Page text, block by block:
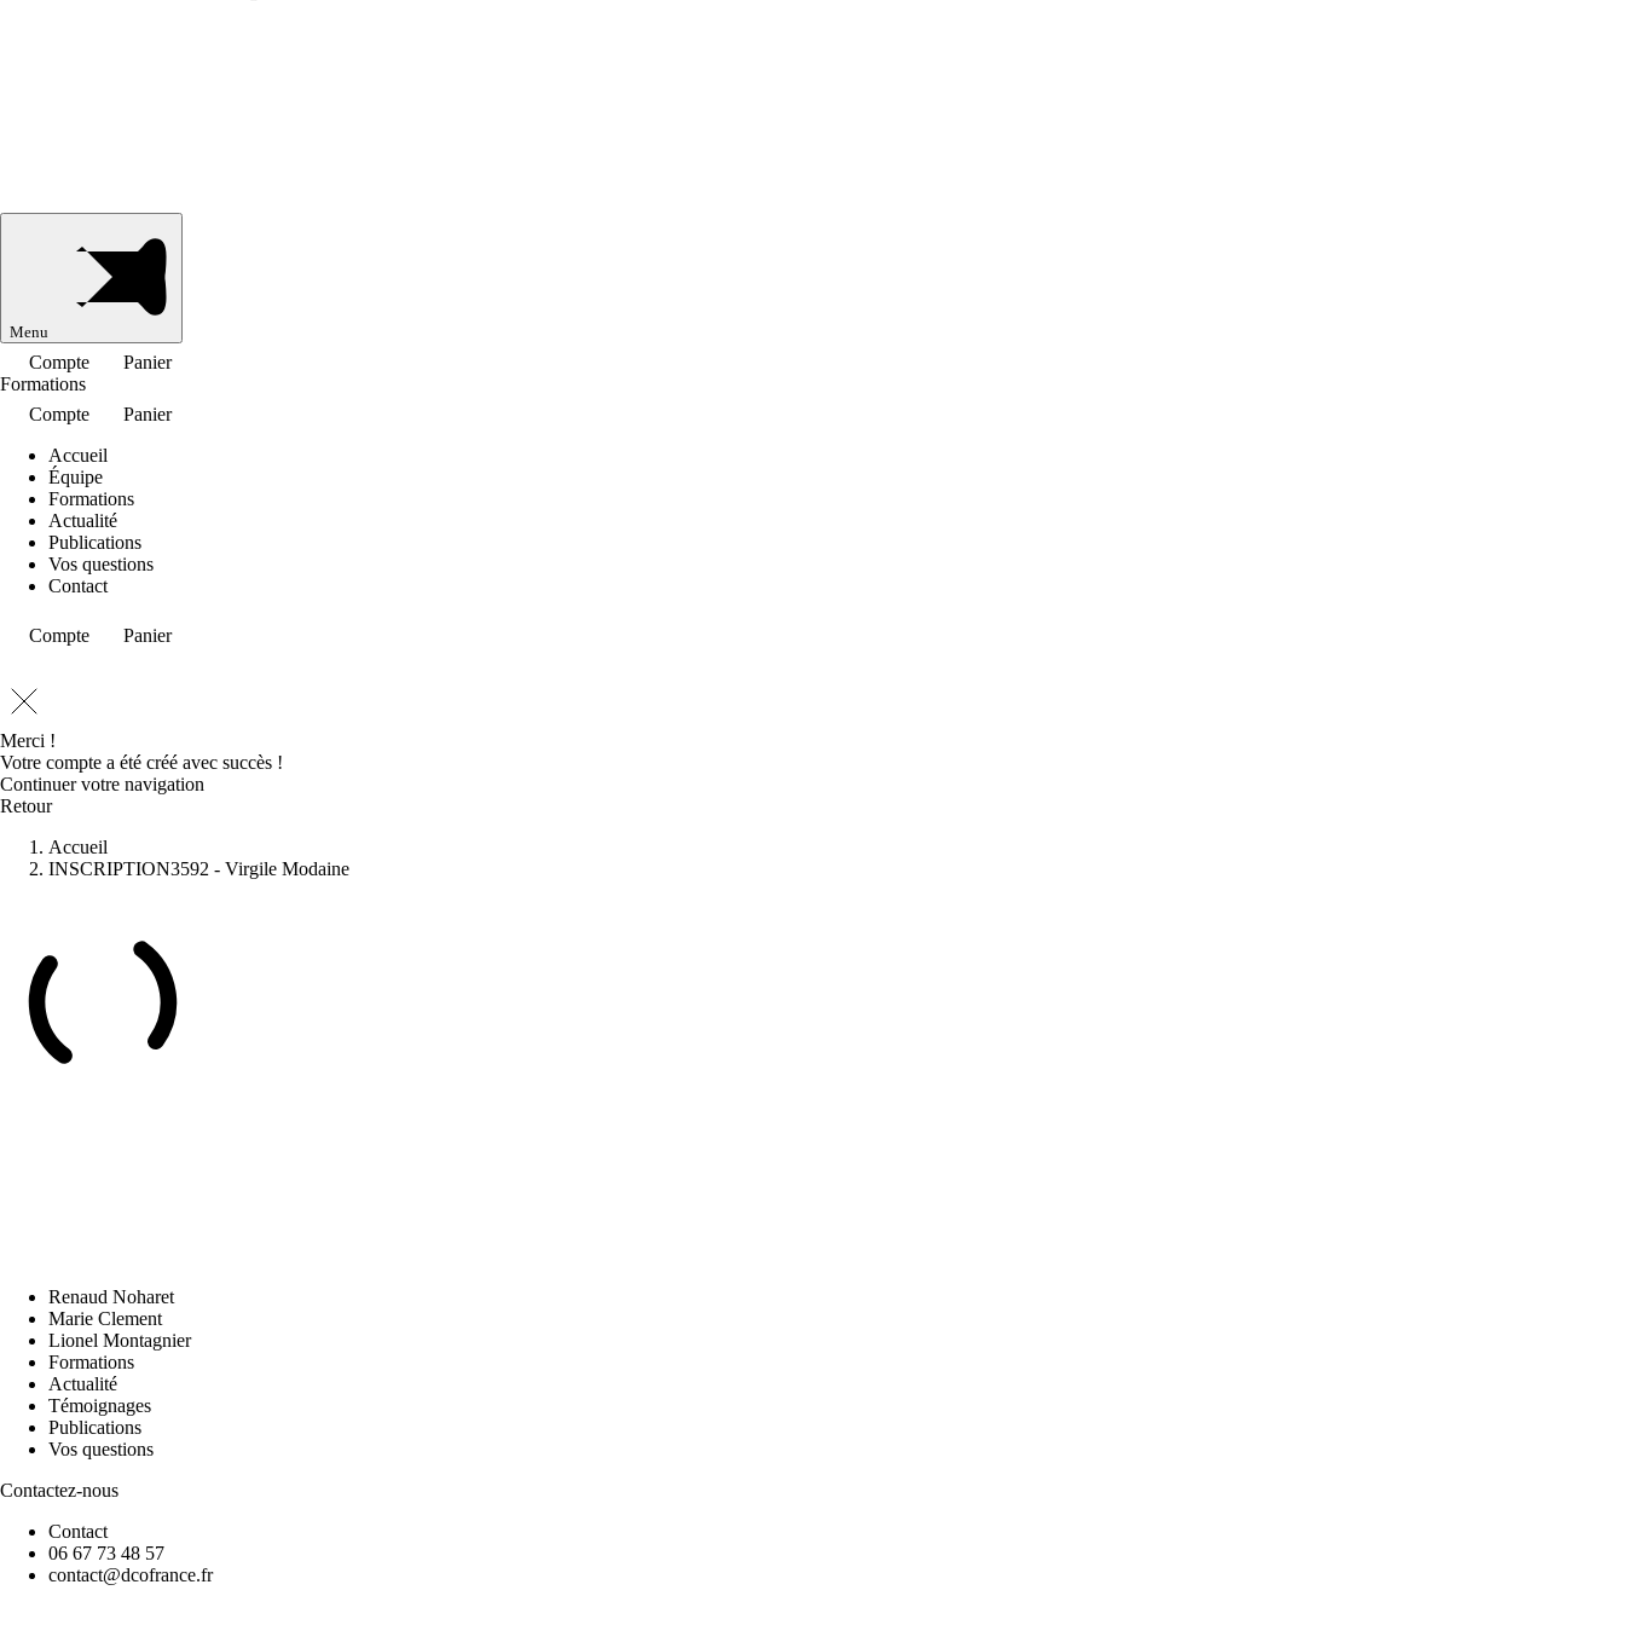
Menu
Compte
Panier
Formations
Compte
Panier
Accueil
Équipe
Formations
Actualité
Publications
Vos questions
Contact
Compte Panier
Merci !
Votre compte a été créé avec succès !
Continuer votre navigation
Retour
Accueil
INSCRIPTION3592 - Virgile Modaine
Renaud Noharet
Marie Clement
Lionel Montagnier
Formations
Actualité
Témoignages
Publications
Vos questions
Contactez-nous
Contact
06 67 73 48 57
contact@dcofrance.fr